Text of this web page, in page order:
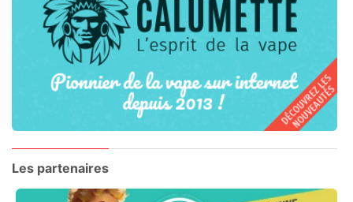
Les partenaires